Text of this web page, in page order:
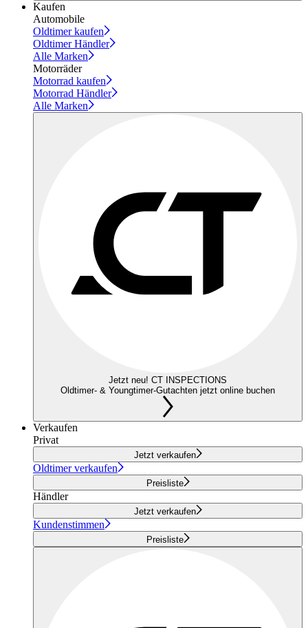
Kaufen
Automobile
Oldtimer kaufen
Oldtimer Händler
Alle Marken
Motorräder
Motorrad kaufen
Motorrad Händler
Alle Marken
Jetzt neu! CT INSPECTIONS
Oldtimer- & Youngtimer-Gutachten jetzt online buchen
Verkaufen
Privat
Jetzt verkaufen
Oldtimer verkaufen
Preisliste
Händler
Jetzt verkaufen
Kundenstimmen
Preisliste